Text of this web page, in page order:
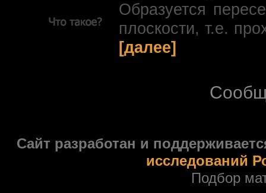
Образуется
плоскости, т.е.
[далее]
Сайт разработан и
исследований
Подбор